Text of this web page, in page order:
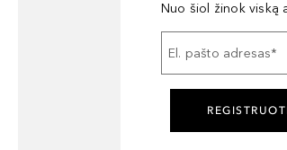
Nuo šiol žinok viską
El. pašto adresas*